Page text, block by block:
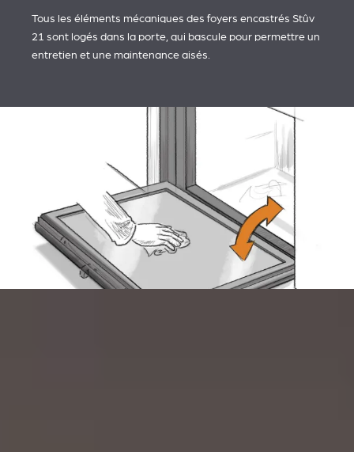
Tous les éléments mécaniques des foyers encastrés Stûv
21 sont logés dans la porte, qui bascule pour permettre un
entretien et une maintenance aisés.